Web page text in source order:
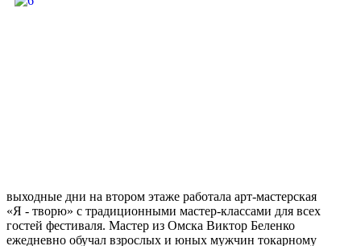
выходные дни на втором этаже работала арт-мастерская
«Я - творю» с традиционными мастер-классами для всех
гостей фестиваля. Мастер из Омска Виктор Беленко
ежедневно обучал взрослых и юных мужчин токарному